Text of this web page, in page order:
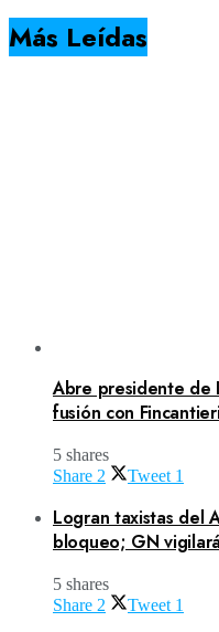
Más Leídas
Abre presidente de
fusión con
5 shares
Share 2 Tweet 1
Logran taxistas del
bloqueo; GN
5 shares
Share 2 Tweet 1